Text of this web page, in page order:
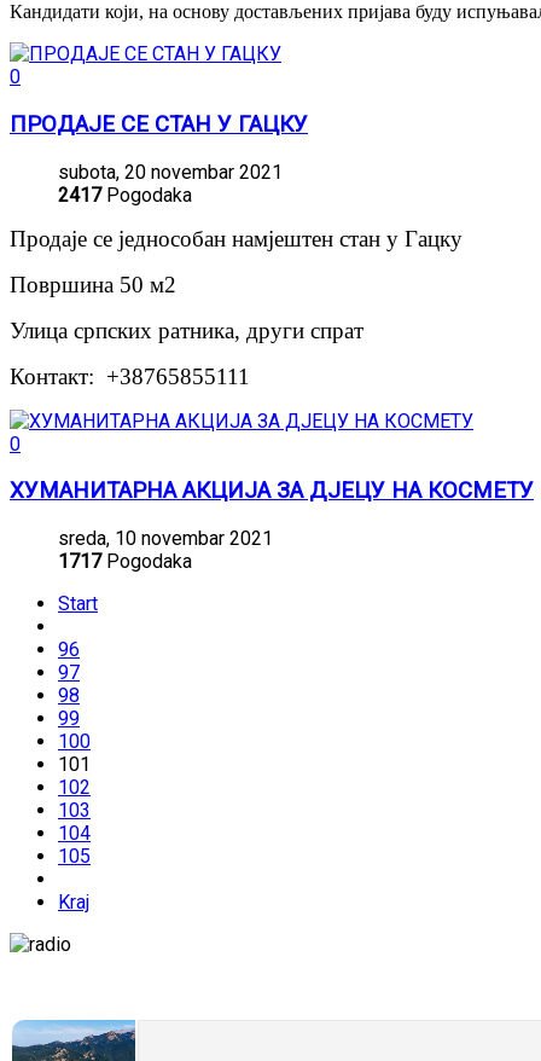
Кандидати који, на основу достављених пријава буду
0
ПРОДАЈЕ СЕ СТАН У ГАЦКУ
subota, 20 novembar 2021
2417Pogodaka
Продаје се једнособан намјештен стан у Гацку
Површина 50 м2
Улица српских ратника, други спрат
Контакт: +38765855111
0
ХУМАНИТАРНА АКЦИЈА ЗА ДЈЕЦУ НА КОСМЕТУ
sreda, 10 novembar 2021
1717Pogodaka
Start
96
97
98
99
100
101
102
103
104
105
Kraj